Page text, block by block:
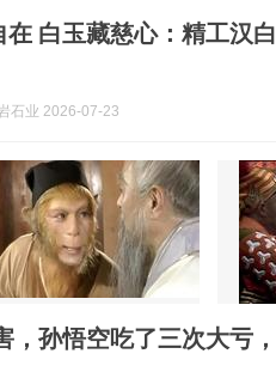
在 白玉藏慈心：精工汉
石业 2026-07-23
，孙悟空吃了三次大亏